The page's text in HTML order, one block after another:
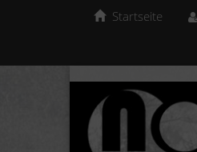
Startseite